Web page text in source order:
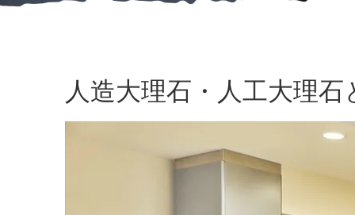
人造大理石・人工大理石